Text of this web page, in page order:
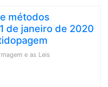
métodos
de janeiro de 2020
e as Leis